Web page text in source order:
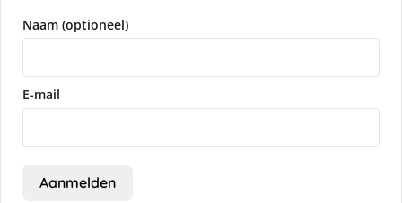
Naam (optioneel)
E-mail
Aanmelden